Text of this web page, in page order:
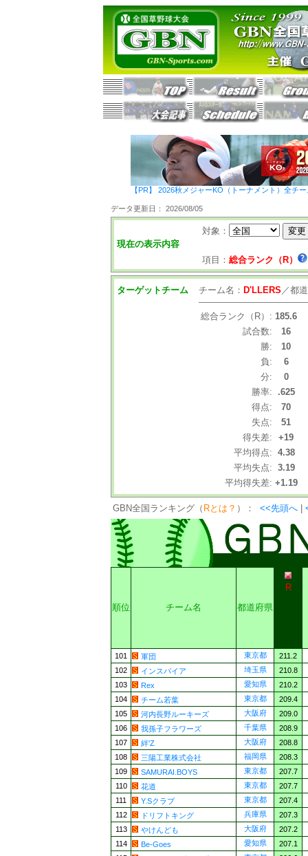
【PR】 2026秋メジャーKO（トーナメント）全チ
データ更新日： 2026/08/05
現在の表示内容
対象：
項目： 総合ランク（R）
ターゲットチーム チーム名： D'LLERS ／都
総合ランク（R）: 185.6
試合数:
16
勝:
10
負:
6
分:
0
勝率:
.625
得点:
70
失点:
51
得失差:
+19
平均得点: 4.38
平均失点: 3.19
平均得失差: +1.19
GBN全国ランキング（ Rとは？ ）： <<先頭へ
順位 チーム名 都道府県
R
101 軍団 東京都
211.2
102
インスパイア 埼玉県
210.8
103
Rex 愛知県
210.2
104
チーム若葉 東京都
209.4
105
河内長野ルーキーズ 大阪府
209.0
106
我孫子フラワーズ 千葉県
208.9
107
絆'Z 大阪府
208.8
108
三陽工業株式会社 福岡県
208.3
109
SAMURAI.BOYS 東京都
207.7
110
花道 東京都
207.7
111
Y.Sクラブ 東京都
207.4
112
ドリフトキング 兵庫県
207.3
113
やけんども 大阪府
207.2
114
Be-Goes 愛知県
207.1